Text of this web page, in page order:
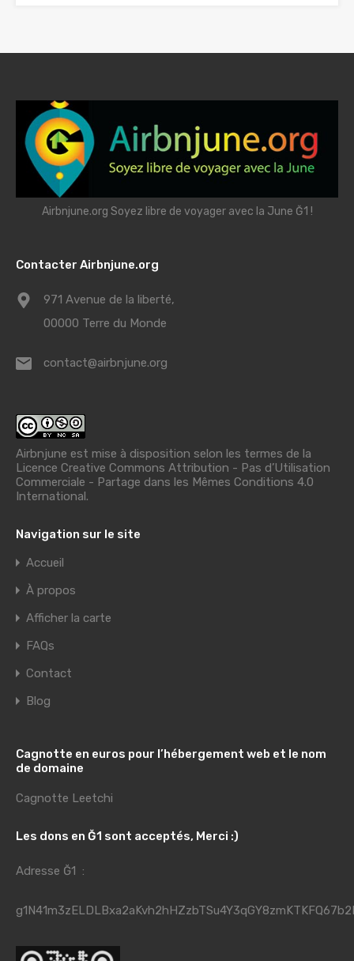
Airbnjune.org Soyez libre de voyager avec la June Ğ1 !
Contacter Airbnjune.org
971 Avenue de la liberté,
00000 Terre du Monde
contact@airbnjune.org
Airbnjune est mise à disposition selon les termes de la
Licence Creative Commons Attribution - Pas d’Utilisation
Commerciale - Partage dans les Mêmes Conditions 4.0
International.
Navigation sur le site
Accueil
À propos
Afficher la carte
FAQs
Contact
Blog
Cagnotte en euros pour l’hébergement web et le nom
de domaine
Cagnotte Leetchi
Les dons en Ğ1 sont acceptés, Merci :)
Adresse Ğ1 :